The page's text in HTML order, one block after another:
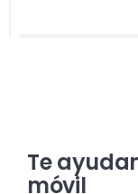
Te
móvil